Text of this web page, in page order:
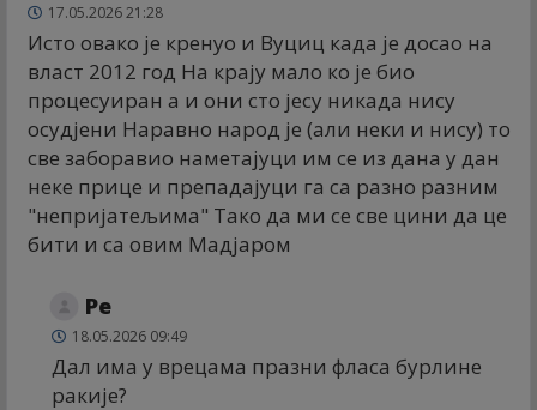
17.05.2026 21:28
Исто овако је кренуо и Вуциц када је досао на
власт 2012 год На крају мало ко је био
процесуиран а и они сто јесу никада нису
осудјени Наравно народ је (али неки и нису) то
све заборавио наметајуци им се из дана у дан
неке прице и препадајуци га са разно разним
"непријатељима" Тако да ми се све цини да це
бити и са овим Мадјаром
Ре
18.05.2026 09:49
Дал има у врецама празни фласа бурлине
ракије?